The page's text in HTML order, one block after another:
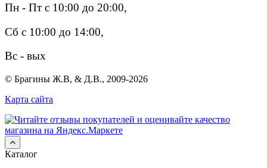
Пн - Пт с 10:00 до 20:00,
Сб с 10:00 до 14:00,
Вс - вых
© Брагины Ж.В, & Д.В., 2009-2026
Карта сайта
Каталог